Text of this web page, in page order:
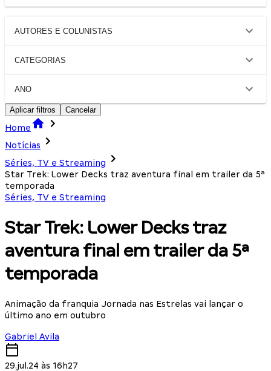
AUTORES E COLUNISTAS
CATEGORIAS
ANO
Aplicar filtros Cancelar
Home
Notícias
Séries, TV e Streaming
Star Trek: Lower Decks traz aventura final em trailer da 5ª
temporada
Séries, TV e Streaming
Star Trek: Lower Decks traz
aventura final em trailer da 5ª
temporada
Animação da franquia Jornada nas Estrelas vai lançar o
último ano em outubro
Gabriel Avila
29.jul.24 às 16h27